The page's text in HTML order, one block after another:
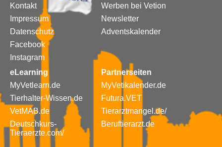
Kontakt
Impressum
Datenschutz
Facebook
Instagram
Werben bei Vetion
Newsletter
Adventskalender
eLearning
MyVetlearn.de
Tierhalter-Wissen.de
VetMAB.de
Deutschkurs-
Tieraerzte.com/
Partnerseiten
MyVetikalender.de
Futura.VET
Tierarztmangel.de/
Beruftierarzt.de